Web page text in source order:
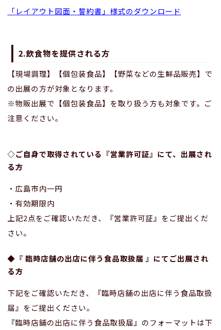
「レイアウト図面・誓約書」様式のダウンロード
2.飲食物を提供される方
【現場調理】【個包装食品】【野菜などの生鮮品販売】で
の出展の方が対象となります。
※物販出展で【個包装食品】を取り扱う方も対象です。ご
注意ください。
◇ご自身で取得されている『営業許可証』にて、出展され
る方
・広島市内一円
・有効期限内
上記2点をご確認いただき、『営業許可証』をご提出くだ
さい。
◆『 臨時店舗の出店に伴う食品取扱届 』にてご出展され
る方
下記をご確認いただき、『臨時店舗の出店に伴う食品取扱
届』をご提出ください。
『臨時店舗の出店に伴う食品取扱届』のフォーマットは下